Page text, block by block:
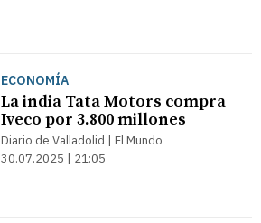
ECONOMÍA
La india Tata Motors compra
Iveco por 3.800 millones
Diario de Valladolid | El Mundo
30.07.2025 | 21:05